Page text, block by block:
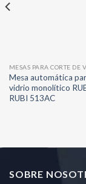
MESAS PARA CORTE DE
Mesa automática
vidrio monolítico
RUBI 513AC
SOBRE